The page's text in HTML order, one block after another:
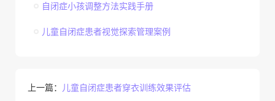
自闭症小孩调整方法实践手册
儿童自闭症患者视觉探索管理案例
上一篇：
儿童自闭症患者穿衣训练效果评估